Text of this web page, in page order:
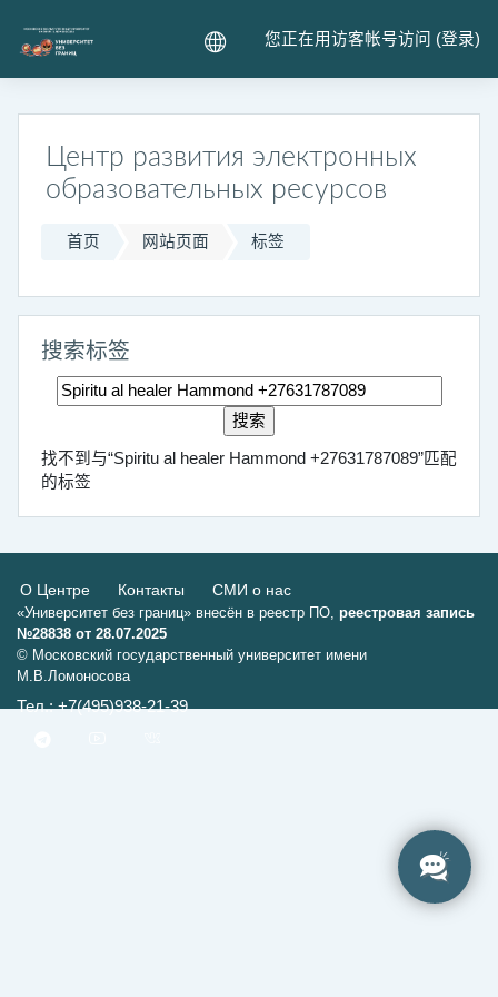
您正在用访客帐号访问 (登录)
Центр развития электронных
образовательных ресурсов
首页 网站页面 标签
搜索标签
搜索标签
找不到与“Spiritu al healer Hammond +27631787089”匹配
的标签
О Центре Контакты СМИ о нас
«Университет без границ» внесён в реестр ПО, реестровая запись
№28838 от 28.07.2025
© Московский государственный университет имени
М.В.Ломоносова
Тел.: +7(495)938-21-39